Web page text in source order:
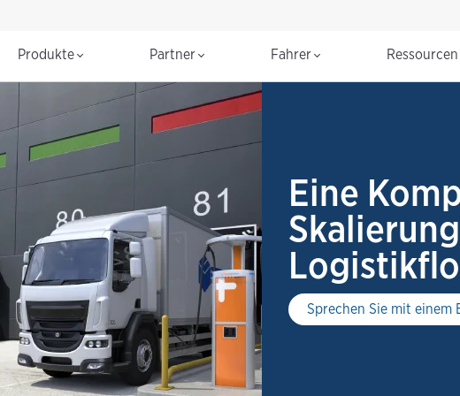
Produkte Partner Fahrer
Eine
Sprechen Sie mit einem